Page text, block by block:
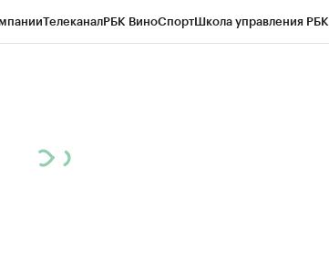
ТелеканалРБК ВиноСпортШкола управления РБК